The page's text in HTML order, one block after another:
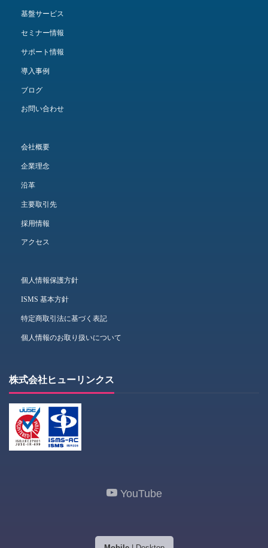
基盤サービス
セミナー情報
サポート情報
導入事例
ブログ
お問い合わせ
会社概要
企業理念
沿革
主要取引先
採用情報
アクセス
個人情報保護方針
ISMS 基本方針
特定商取引法に基づく表記
個人情報のお取り扱いについて
株式会社ヒューリンクス
YouTube